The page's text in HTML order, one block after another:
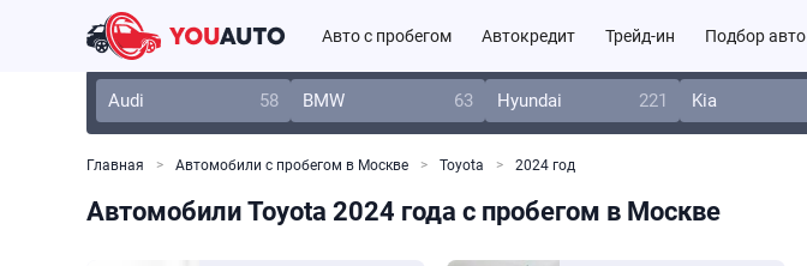
Авто с пробегом Автокредит Трейд-ин Подбор авто
Audi 58 BMW 63 Hyundai 221 Kia
Главная Автомобили с пробегом в Москве Toyota 2024 год
Автомобили Toyota 2024 года с пробегом в Москве